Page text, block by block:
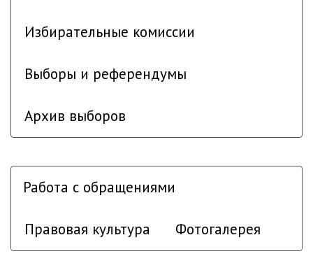
Избирательные комиссии
Выборы и референдумы
Архив выборов
Работа с обращениями
Правовая культура Фотогалерея